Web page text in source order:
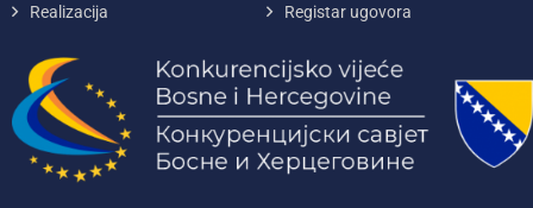
Realizacija Registar ugovora